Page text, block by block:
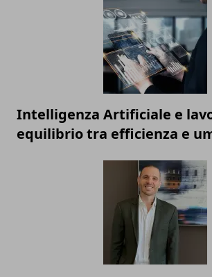
Intelligenza Artificiale e
equilibrio tra efficienza e